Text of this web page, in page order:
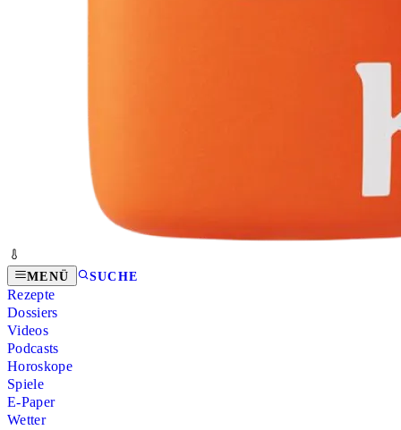
MENÜ SUCHE
Rezepte
Dossiers
Videos
Podcasts
Horoskope
Spiele
E-Paper
Wetter